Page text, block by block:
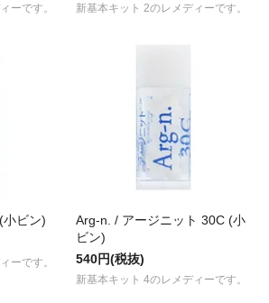
ーです。 新基本キット 2のレメディーです。
ビン)
ーです。
Arg-n. / アージニット 30C (小
ビン)
540円(税抜)
新基本キット 4のレメディーです。